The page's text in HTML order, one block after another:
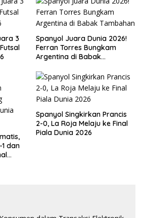
3
Spanyol Juara Dunia 2026!
Ferran Torres Bungkam
Argentina di Babak
dan
Spanyol Singkirkan Prancis
2-0, La Roja Melaju ke Final
Piala Dunia 2026